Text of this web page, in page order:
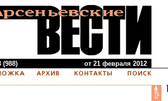
от 21 февраля 2012